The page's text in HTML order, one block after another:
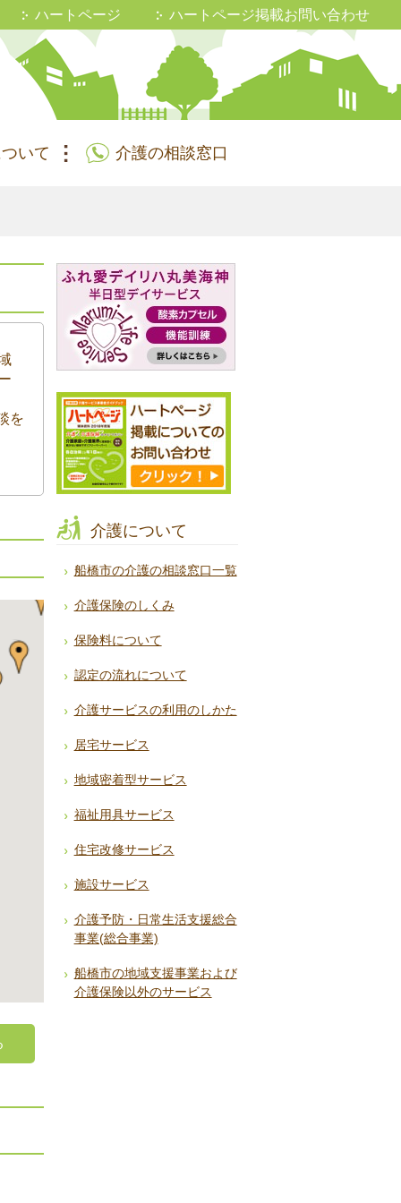
ハートページ ハートページ掲載お問い合わせ
いて 介護の相談窓口
を
介護について
船橋市の介護の相談窓口一覧
介護保険のしくみ
保険料について
認定の流れについて
介護サービスの利用のしかた
居宅サービス
地域密着型サービス
福祉用具サービス
住宅改修サービス
施設サービス
介護予防・日常生活支援総合
事業(総合事業)
船橋市の地域支援事業および
介護保険以外のサービス